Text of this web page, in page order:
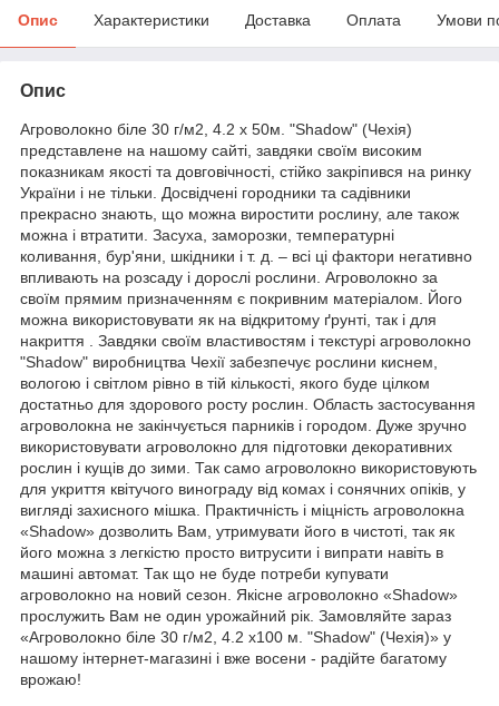
Опис Характеристики Доставка Оплата Умови
Опис
Агроволокно біле 30 г/м2, 4.2 х 50м. "Shadow" (Чехія)
представлене на нашому сайті, завдяки своїм високим
показникам якості та довговічності, стійко закріпився на ринку
України і не тільки. Досвідчені городники та садівники
прекрасно знають, що можна виростити рослину, але також
можна і втратити. Засуха, заморозки, температурні
коливання, бур'яни, шкідники і т. д. – всі ці фактори негативно
впливають на розсаду і дорослі рослини. Агроволокно за
своїм прямим призначенням є покривним матеріалом. Його
можна використовувати як на відкритому ґрунті, так і для
накриття . Завдяки своїм властивостям і текстурі агроволокно
"Shadow" виробництва Чехії забезпечує рослини киснем,
вологою і світлом рівно в тій кількості, якого буде цілком
достатньо для здорового росту рослин. Область застосування
агроволокна не закінчується парників і городом. Дуже зручно
використовувати агроволокно для підготовки декоративних
рослин і кущів до зими. Так само агроволокно використовують
для укриття квітучого винограду від комах і сонячних опіків, у
вигляді захисного мішка. Практичність і міцність агроволокна
«Shadow» дозволить Вам, утримувати його в чистоті, так як
його можна з легкістю просто витрусити і випрати навіть в
машині автомат. Так що не буде потреби купувати
агроволокно на новий сезон. Якісне агроволокно «Shadow»
прослужить Вам не один урожайний рік. Замовляйте зараз
«Агроволокно біле 30 г/м2, 4.2 х100 м. "Shadow" (Чехія)» у
нашому інтернет-магазині і вже восени - радійте багатому
врожаю!